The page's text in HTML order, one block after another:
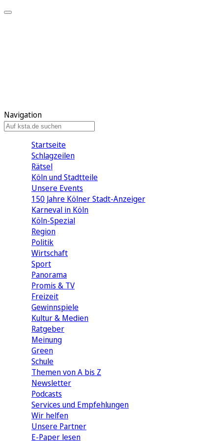
Navigation
Startseite
Schlagzeilen
Rätsel
Köln und Stadtteile
Unsere Events
150 Jahre Kölner Stadt-Anzeiger
Karneval in Köln
Köln-Spezial
Region
Politik
Wirtschaft
Sport
Panorama
Promis & TV
Freizeit
Gewinnspiele
Kultur & Medien
Ratgeber
Meinung
Green
Schule
Themen von A bis Z
Newsletter
Podcasts
Services und Empfehlungen
Wir helfen
Unsere Partner
E-Paper lesen